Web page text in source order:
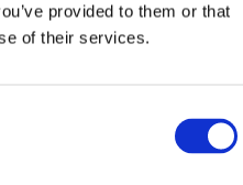
provided to them or that
of their services.